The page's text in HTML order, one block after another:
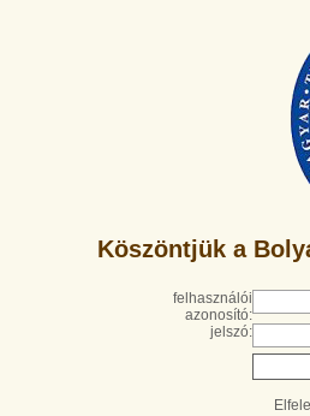
Köszöntjük a
felhasználói
azonosító:
jelszó: